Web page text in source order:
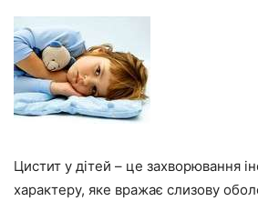
Цистит у дітей – це захворювання
характеру, яке вражає слизову